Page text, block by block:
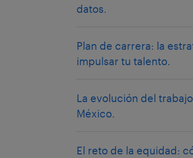
datos.
Plan de carrera: la
impulsar tu talento.
La evolución del
México.
El reto de la equidad: